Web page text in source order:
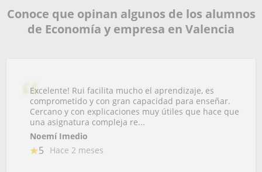
Conoce que opinan algunos de los alumnos
de Economía y empresa en Valencia
Excelente! Rui facilita mucho el aprendizaje, es
comprometido y con gran capacidad para enseñar.
Cercano y con explicaciones muy útiles que hace que
una asignatura compleja re...
Noemí Imedio
5 Hace 2 meses